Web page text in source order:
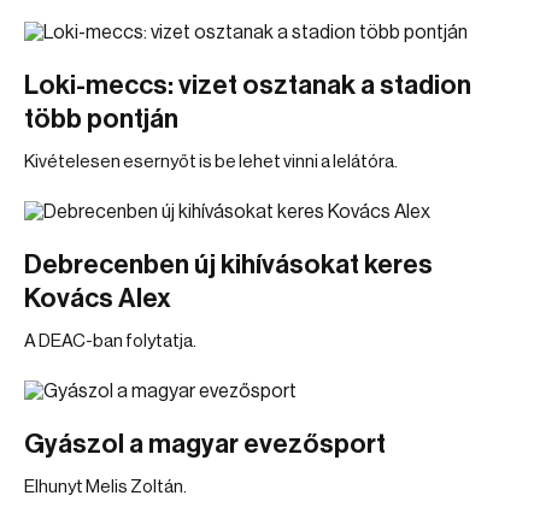
Loki-meccs: vizet osztanak a stadion
több pontján
Kivételesen esernyőt is be lehet vinni a lelátóra.
Debrecenben új kihívásokat keres
Kovács Alex
A DEAC-ban folytatja.
Gyászol a magyar evezősport
Elhunyt Melis Zoltán.